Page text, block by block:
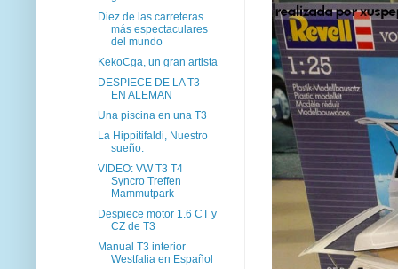
Diez de las carreteras
más espectaculares
del mundo
KekoCga, un gran artista
DESPIECE DE LA T3 -
EN ALEMAN
Una piscina en una T3
La Hippitifaldi, Nuestro
sueño.
VIDEO: VW T3 T4
Syncro Treffen
Mammutpark
Despiece motor 1.6 CT y
CZ de T3
Manual T3 interior
Westfalia en Español